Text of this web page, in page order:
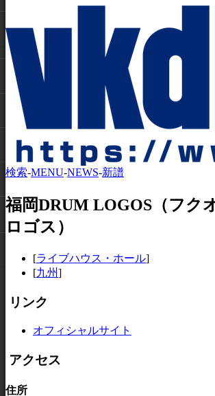
検索-MENU-NEWS-新譜
福岡DRUM LOGOS（フク
ロゴス）
[ライブハウス・ホール]
[九州]
リンク
オフィシャルサイト
アクセス
住所